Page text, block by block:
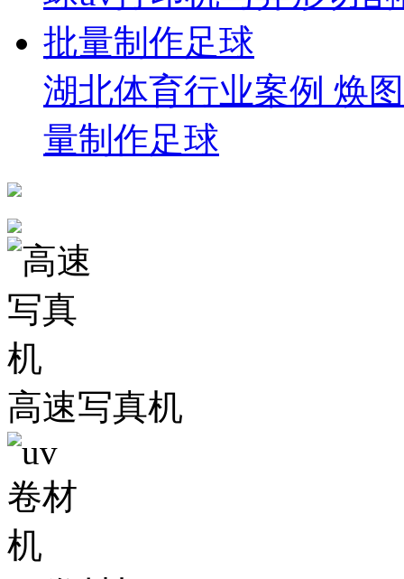
湖北体育行业案例 焕
量制作足球
高速写真机